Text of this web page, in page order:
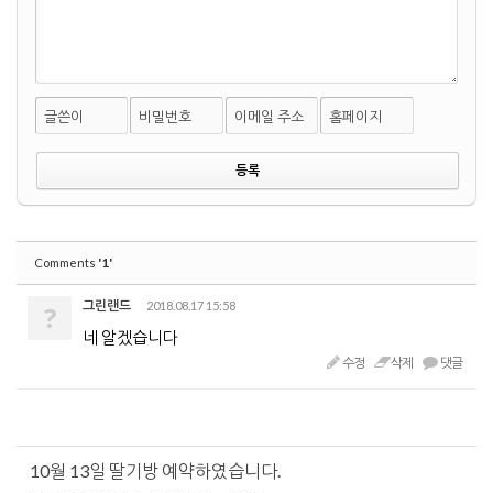
글쓴이 비밀번호 이메일 주소 홈페이지
Comments '1'
? 그린랜드 2018.08.17 15:58
네 알겠습니다
수정 삭제 댓글
10월 13일 딸기방 예약하였습니다.